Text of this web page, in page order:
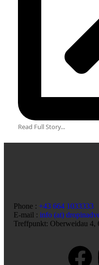
Read Full Story...
Phone : +43 664 1033333
E-mail : info (at)
Treffpunkt: Oberweidau 4,